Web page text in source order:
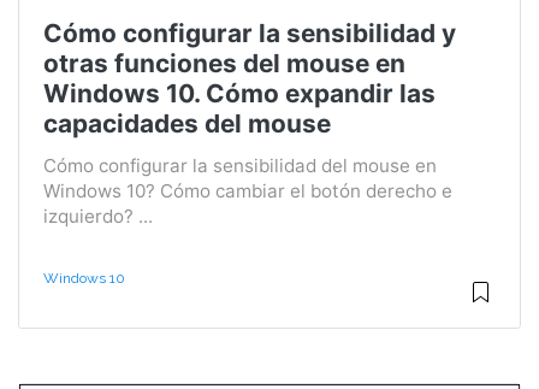
Cómo configurar la sensibilidad y
otras funciones del mouse en
Windows 10. Cómo expandir las
capacidades del mouse
Cómo configurar la sensibilidad del mouse en
Windows 10? Cómo cambiar el botón derecho e
izquierdo? ...
Windows 10